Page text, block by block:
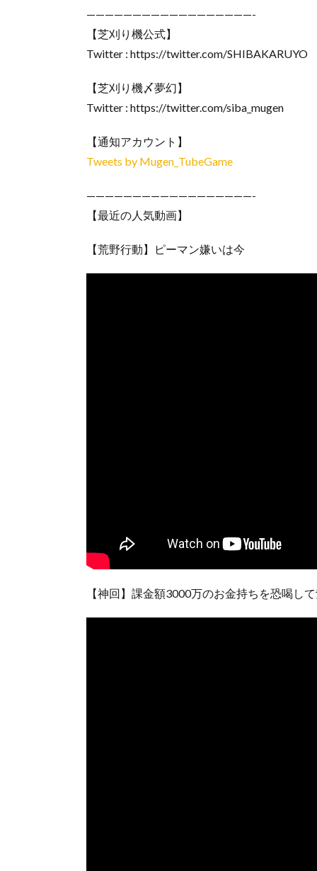
——————————————————-
【芝刈り機公式】
Twitter : https://twitter.com/SHIBAKARUYO
【芝刈り機〆夢幻】
Twitter : https://twitter.com/siba_mugen
【通知アカウント】
Tweets by Mugen_TubeGame
——————————————————-
【最近の人気動画】
【荒野行動】ピーマン嫌いは今
【神回】課金額3000万のお金持ちを恐喝し